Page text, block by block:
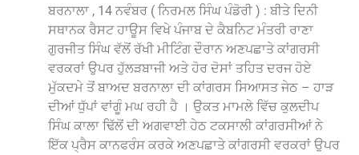
ਬਰਨਾਲਾ , 14 ਨਵੰਬਰ ( ਨਿਰਮਲ ਸਿੰਘ ਪੰਡੋਰੀ ) : ਬੀਤੇ ਦਿਨੀ
ਸਥਾਨਕ ਰੈਸਟ ਹਾਊਸ ਵਿਖੇ ਪੰਜਾਬ ਦੇ ਕੈਬਨਿਟ ਮੰਤਰੀ ਰਾਣਾ
ਗੁਰਜੀਤ ਸਿੰਘ ਵੱਲੋਂ ਰੱਖੀ ਮੀਟਿੰਗ ਦੌਰਾਨ ਅਣਪਛਾਤੇ ਕਾਂਗਰਸੀ
ਵਰਕਰਾਂ ਉਪਰ ਹੁੱਲੜਬਾਜੀ ਅਤੇ ਹੋਰ ਦੋਸਾਂ ਤਹਿਤ ਦਰਜ ਹੋਏ
ਮੁੱਕਦਮੇ ਤੋਂ ਬਾਅਦ ਬਰਨਾਲਾ ਦੀ ਕਾਂਗਰਸ ਸਿਆਸਤ ਜੇਠ – ਹਾੜ
ਦੀਆਂ ਧੁੱਪਾਂ ਵਾਂਗੂੰ ਮਘ ਰਹੀ ਹੈ । ਉਕਤ ਮਾਮਲੇ ਵਿੱਚ ਕੁਲਦੀਪ
ਸਿੰਘ ਕਾਲਾ ਢਿੱਲੋਂ ਦੀ ਅਗਵਾਈ ਹੇਠ ਟਕਸਾਲੀ ਕਾਂਗਰਸੀਆਂ ਨੇ
ਇੱਕ ਪ੍ਰੈਸ ਕਾਨਫਰੰਸ ਕਰਕੇ ਅਣਪਛਾਤੇ ਕਾਂਗਰਸੀ ਵਰਕਰਾਂ ਉਪਰ